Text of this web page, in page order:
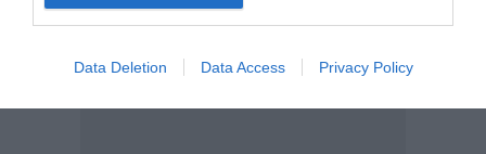
Data Deletion Data Access Privacy Policy